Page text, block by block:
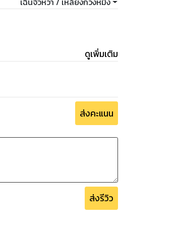
ดูเพิ่มเติม
ส่งคะแนน
ส่งรีวิว